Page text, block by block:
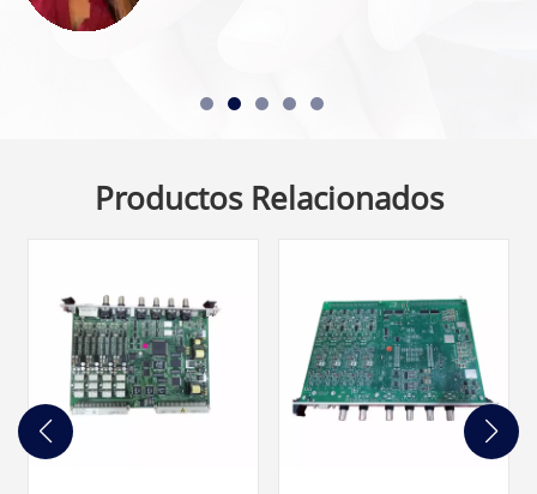
Productos Relacionados